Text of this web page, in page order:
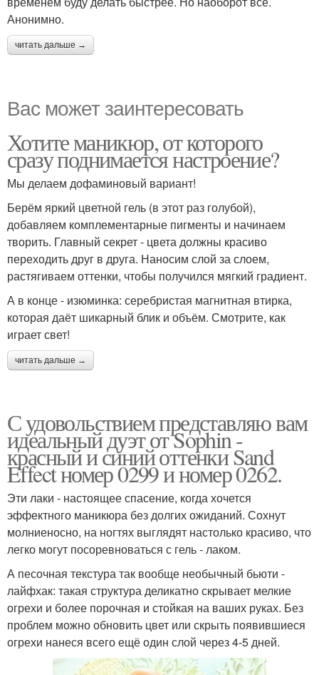
Анонимно.
читать дальше →
Вас может заинтересовать
Хотите маникюр, от которого
сразу поднимается настроение?
Мы делаем дофаминовый вариант!
Берём яркий цветной гель (в этот раз голубой),
добавляем комплементарные пигменты и начинаем
творить. Главный секрет - цвета должны красиво
переходить друг в друга. Наносим слой за слоем,
растягиваем оттенки, чтобы получился мягкий градиент.
А в конце - изюминка: серебристая магнитная втирка,
которая даёт шикарный блик и объём. Смотрите, как
играет свет!
читать дальше →
С удовольствием представляю вам
идеальный дуэт от Sophin -
красный и синий оттенки Sand
Effect номер 0299 и номер 0262.
Эти лаки - настоящее спасение, когда хочется
эффектного маникюра без долгих ожиданий. Сохнут
молниеносно, на ногтях выглядят настолько красиво, что
легко могут посоревноваться с гель - лаком.
А песочная текстура так вообще необычный бьюти -
лайфхак: такая структура деликатно скрывает мелкие
огрехи и более порочная и стойкая на ваших руках. Без
проблем можно обновить цвет или скрыть появившиеся
огрехи нанеся всего ещё один слой через 4-5 дней.